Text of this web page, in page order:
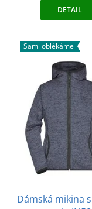
DETAIL
Sami oblékáme
Dámská mikina